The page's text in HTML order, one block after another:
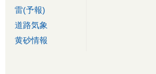
雷(予報)
道路気象
黄砂情報